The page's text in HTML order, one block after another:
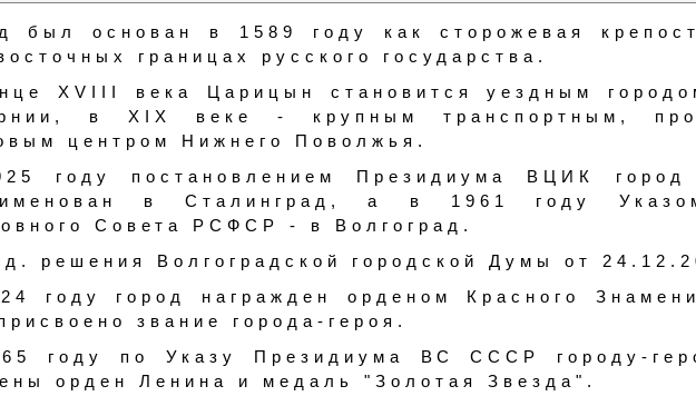
был основан в 1589 году как сторожевая
границах русского государства.
XVIII века Царицын становится уездным
в XIX веке - крупным транспортным,
центром Нижнего Поволжья.
году постановлением Президиума ВЦИК
в Сталинград, а в 1961 году
Совета РСФСР - в Волгоград.
решения Волгоградской городской Думы от
году город награжден орденом Красного
звание города-героя.
году по Указу Президиума ВС СССР городу-
орден Ленина и медаль "Золотая Звезда".